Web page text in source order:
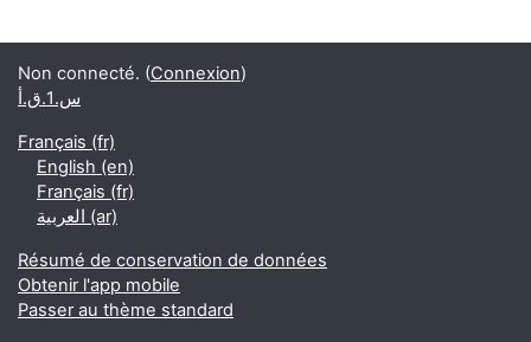
Non connecté. (Connexion)
س.1.ق.أ
Français ‎(fr)‎
English ‎(en)‎
Français ‎(fr)‎
العربية ‎(ar)‎
Résumé de conservation de données
Obtenir l'app mobile
Passer au thème standard